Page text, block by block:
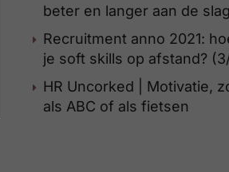
beter en langer aan de slag
Recruitment anno 2021:
je soft skills op afstand?
HR Uncorked | Motivatie,
als ABC of als fietsen